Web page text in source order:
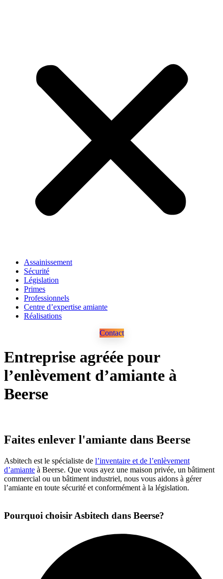
Assainissement
Sécurité
Législation
Primes
Professionnels
Centre d’expertise amiante
Réalisations
Contact
Entreprise agréée pour
l’enlèvement d’amiante à
Beerse
Faites enlever l'amiante dans Beerse
Asbitech est le spécialiste de l’inventaire et de l’enlèvement
d’amiante à Beerse. Que vous ayez une maison privée, un bâtiment
commercial ou un bâtiment industriel, nous vous aidons à gérer
l’amiante en toute sécurité et conformément à la législation.
Pourquoi choisir Asbitech dans Beerse?